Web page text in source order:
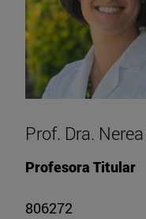
Prof. Dra.
Profesora Titular
806272